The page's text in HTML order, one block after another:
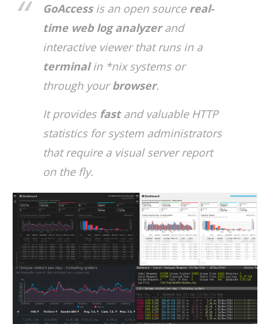
GoAccessis an open source real-
timeweb log analyzerand
interactive viewer that runs in a
terminalin *nix systems or
through yourbrowser.
It provides fastand valuable HTTP
statistics for system administrators
that require a visual server report
on the fly.